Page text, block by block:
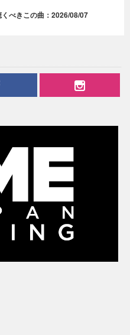
べきこの曲：2026/08/07